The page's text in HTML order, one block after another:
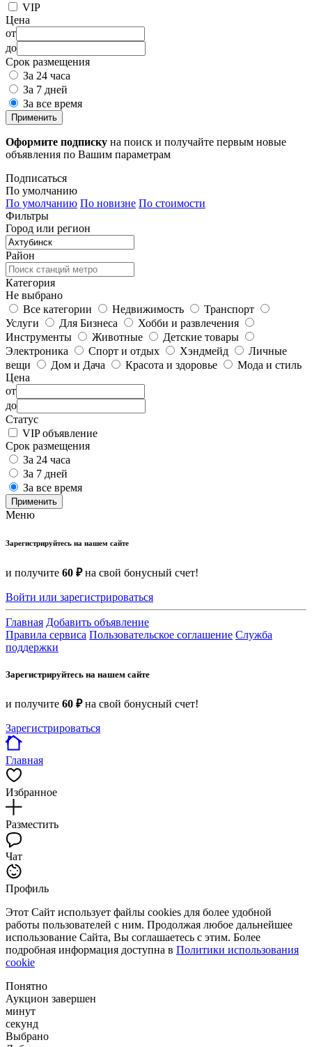
VIP
Цена
от
до
Срок размещения
За 24 часа
За 7 дней
За все время
Применить
Оформите подписку на поиск и получайте первым новые
объявления по Вашим параметрам
Подписаться
По умолчанию
По умолчанию По новизне По стоимости
Фильтры
Город или регион
Район
Категория
Не выбрано
Все категории
Недвижимость
Транспорт
Услуги
Для Бизнеса
Хобби и развлечения
Инструменты
Животные
Детские товары
Электроника
Спорт и отдых Хэндмейд
Личные
вещи
Дом и Дача Красота и здоровье
Мода и стиль
Цена
от
до
Статус
VIP объявление
Срок размещения
За 24 часа
За 7 дней
За все время
Применить
Меню
Зарегистрируйтесь на нашем сайте
и получите 60 ₽на свой бонусный счет!
Войти или зарегистрироваться
Главная Добавить объявление
Правила сервиса Пользовательское соглашение Служба
поддержки
Зарегистрируйтесь на нашем сайте
и получите 60 ₽на свой бонусный счет!
Зарегистрироваться
Главная
Избранное
Разместить
Чат
Профиль
Этот Сайт использует файлы cookies для более удобной
работы пользователей с ним. Продолжая любое дальнейшее
использование Сайта, Вы соглашаетесь с этим. Более
подробная информация доступна в Политики использования
cookie
Понятно
Аукцион завершен
минут
секунд
Выбрано